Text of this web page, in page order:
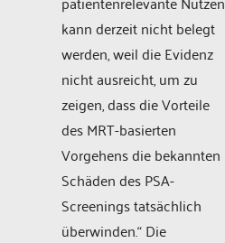
kann derzeit nicht belegt
werden, weil die Evidenz
nicht ausreicht, um zu
zeigen, dass die Vorteile
des MRT-basierten
Vorgehens die bekannten
Schäden des PSA-
Screenings tatsächlich
überwinden.“ Die